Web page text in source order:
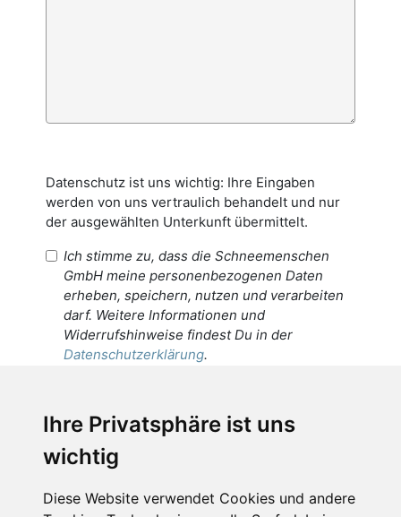
Ihre Privatsphäre ist uns
wichtig
Diese Website verwendet Cookies und andere
Datenschutz ist uns wichtig: Ihre Eingaben
werden von uns vertraulich behandelt und nur
der ausgewählten Unterkunft übermittelt.
Ich stimme zu, dass die Schneemenschen
GmbH meine personenbezogenen Daten
erheben, speichern, nutzen und verarbeiten
darf. Weitere Informationen und
Widerrufshinweise findest Du in der
Datenschutzerklärung.
personenbezogenen Daten an den
Empfänger dieser Nachricht weitergeleitet
werden dürfen. Weitere Informationen und
Widerrufshinweise findest Du in der
Datenschutzerklärung.